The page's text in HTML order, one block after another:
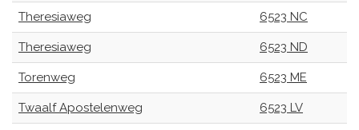
Theresiaweg 6523 NC
Theresiaweg 6523 ND
Torenweg 6523 ME
Twaalf Apostelenweg 6523 LV